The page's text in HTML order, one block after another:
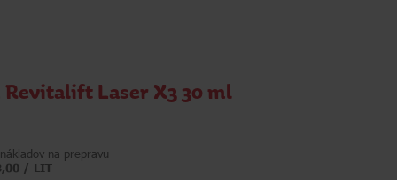
Laser X3 30 ml
na prepravu
/ LIT